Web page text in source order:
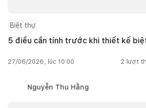
Biệt thự
5 điều cần tính trước khi thiết kế
27/06/2026, lúc 10:00 2 lượt
Nguyễn Thu Hằng